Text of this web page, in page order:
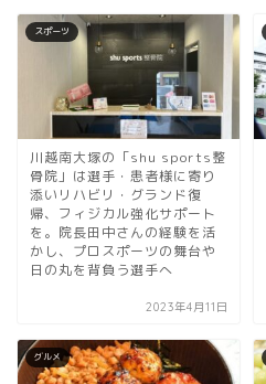
スポーツ
川越南大塚の「shu sports整
骨院」は選手・患者様に寄り
添いリハビリ・グランド復
帰、フィジカル強化サポート
を。院長田中さんの経験を活
かし、プロスポーツの舞台や
日の丸を背負う選手へ
2023年4月11日
グルメ